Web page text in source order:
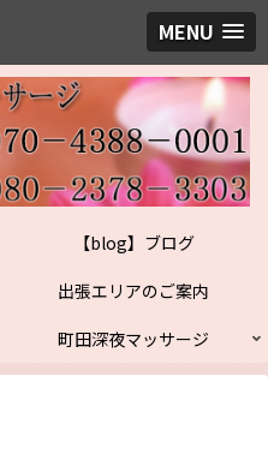
MENU
【blog】ブログ
出張エリアのご案内
町田深夜マッサージ